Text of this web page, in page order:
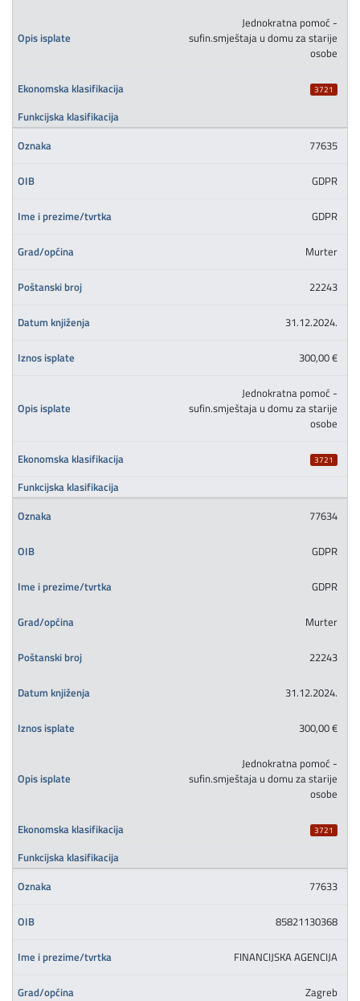
Jednokratna pomoć -
sufin.smještaja u domu za starije
osobe
3721
77635
GDPR
GDPR
Murter
22243
31.12.2024.
300,00 €
Jednokratna pomoć -
sufin.smještaja u domu za starije
osobe
3721
77634
GDPR
GDPR
Murter
22243
31.12.2024.
300,00 €
Jednokratna pomoć -
sufin.smještaja u domu za starije
osobe
3721
77633
85821130368
FINANCIJSKA AGENCIJA
Zagreb